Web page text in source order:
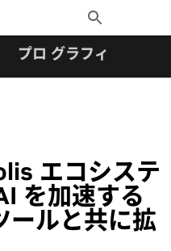
Toggle
Search
プロ グラフィックス
エコシステ
を加速する
ールと共に拡